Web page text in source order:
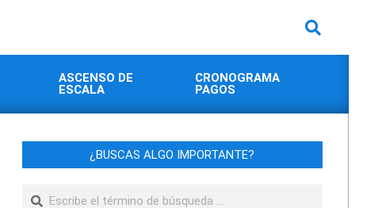
Buscar
ASCENSO DE
ESCALA
CRONOGRAMA
PAGOS
¿BUSCAS ALGO IMPORTANTE?
Buscar